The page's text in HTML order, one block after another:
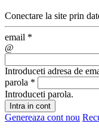
Conectare la site prin
email *
@
Introduceti adresa de
parola *
Introduceti parola.
Intra in cont
Genereaza cont nou